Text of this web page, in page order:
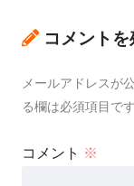
コメントを
メールアドレスが
る欄は必須項目です
コメント ※